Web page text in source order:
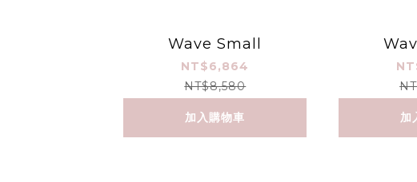
Wave Small
NT$6,864
NT$8,580
加入購物車 加